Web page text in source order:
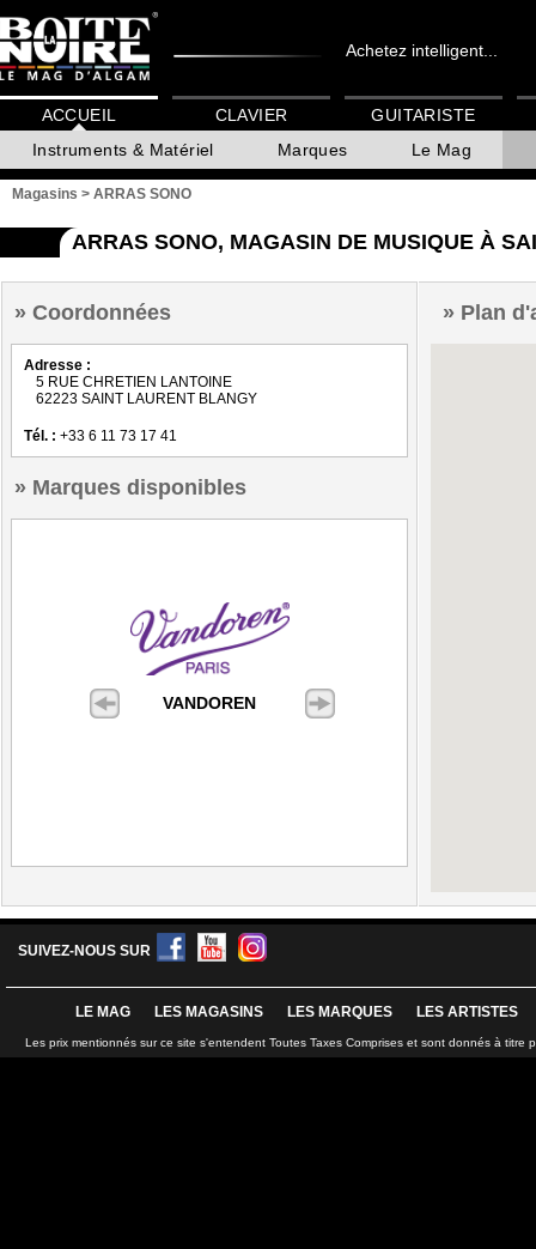
Achetez intelligent...
ACCUEIL
Instruments & Matériel
Marques Le Mag
CLAVIER GUITARISTE
Magasins > ARRAS SONO
ARRAS SONO, MAGASIN DE MUSIQUE À
Coordonnées
Adresse :
5 RUE CHRETIEN LANTOINE
62223 SAINT LAURENT BLANGY
Tél. : +33 6 11 73 17 41
Marques disponibles
VANDOREN
Plan
SUIVEZ-NOUS SUR
LE MAG LES MAGASINS LES MARQUES LES ARTISTES
Les prix mentionnés sur ce site s'entendent Toutes Taxes Comprises et sont donnés à